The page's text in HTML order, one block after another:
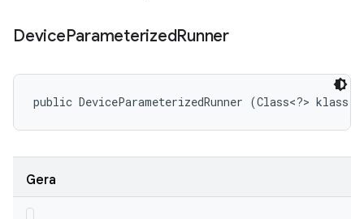
DeviceParameterizedRunner
public DeviceParameterizedRunner (Class<?> klass)
Gera